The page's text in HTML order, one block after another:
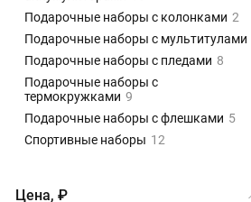
Подарочные наборы с колонками 2
Подарочные наборы с мультитулами
Подарочные наборы с пледами 8
Подарочные наборы с
термокружками 9
Подарочные наборы с флешками 5
Спортивные наборы 12
Цена, ₽